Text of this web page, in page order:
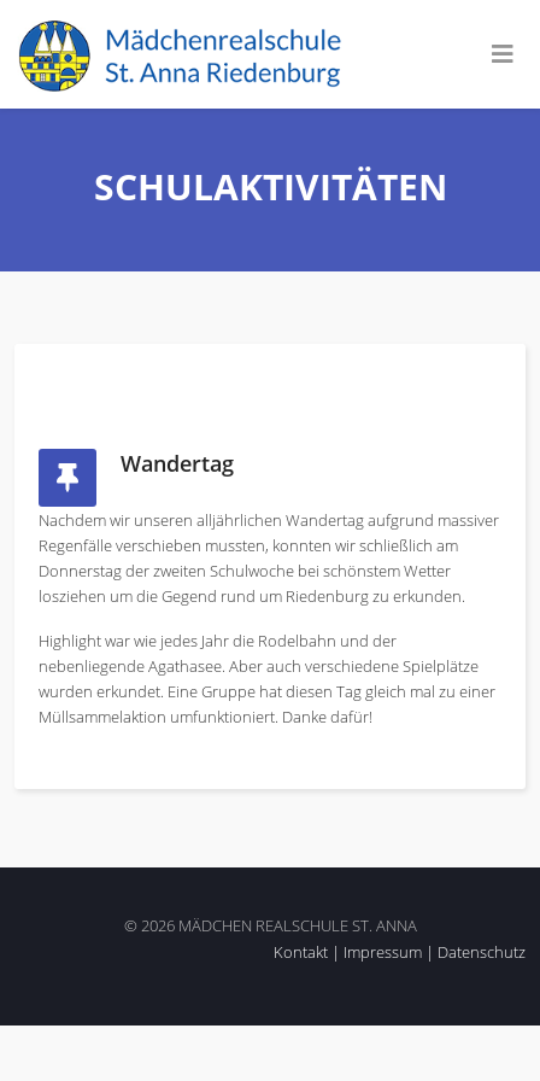
SCHULAKTIVITÄTEN
Wandertag
Nachdem wir unseren alljährlichen Wandertag aufgrund massiver
Regenfälle verschieben mussten, konnten wir schließlich am
Donnerstag der zweiten Schulwoche bei schönstem Wetter
losziehen um die Gegend rund um Riedenburg zu erkunden.
Highlight war wie jedes Jahr die Rodelbahn und der
nebenliegende Agathasee. Aber auch verschiedene Spielplätze
wurden erkundet. Eine Gruppe hat diesen Tag gleich mal zu einer
Müllsammelaktion umfunktioniert. Danke dafür!
© 2026 MÄDCHEN REALSCHULE ST. ANNA
Kontakt | Impressum | Datenschutz